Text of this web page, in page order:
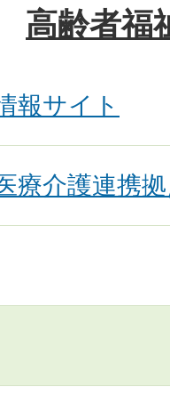
高齢者福
報サイト
療介護連携